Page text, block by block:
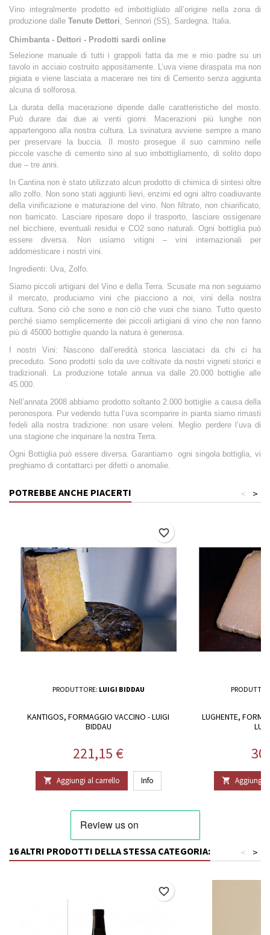
Vino integralmente prodotto ed imbottigliato all’origine nella zona di
produzione dalle Tenute Dettori , Sennori (SS), Sardegna. Italia.
Chimbanta - Dettori - Prodotti sardi online
Selezione manuale di tutti i grappoli fatta da me e mio padre su un
tavolo in acciaio costruito appositamente. L’uva viene diraspata ma non
pigiata e viene lasciata a macerare nei tini di Cemento senza aggiunta
alcuna di solforosa.
La durata della macerazione dipende dalle caratteristiche del mosto.
Può durare dai due ai venti giorni. Macerazioni più lunghe non
appartengono alla nostra cultura. La svinatura avviene sempre a mano
per preservare la buccia. Il mosto prosegue il suo cammino nelle
piccole vasche di cemento sino al suo imbottigliamento, di solito dopo
due – tre anni.
In Cantina non è stato utilizzato alcun prodotto di chimica di sintesi oltre
allo zolfo. Non sono stati aggiunti lievi, enzimi ed ogni altro coadiuvante
della vinificazione e maturazione del vino. Non filtrato, non chiarificato,
non barricato. Lasciare riposare dopo il trasporto, lasciare ossigenare
nel bicchiere, eventuali residui e CO2 sono naturali. Ogni bottiglia può
essere diversa. Non usiamo vitigni – vini internazionali per
addomesticare i nostri vini.
Ingredienti: Uva, Zolfo.
Siamo piccoli artigiani del Vino e della Terra. Scusate ma non seguiamo
il mercato, produciamo vini che piacciono a noi, vini della nostra
cultura. Sono ciò che sono e non ciò che vuoi che siano. Tutto questo
perché siamo semplicemente dei piccoli artigiani di vino che non fanno
più di 45000 bottiglie quando la natura è generosa.
I nostri Vini:
Nascono dall’eredità storica lasciataci da chi ci ha
preceduto. Sono prodotti solo da uve coltivate da nostri vigneti storici e
tradizionali. La produzione totale annua va dalle 20.000 bottiglie alle
45.000.
Nell’annata 2008 abbiamo prodotto soltanto 2.000 bottiglie a causa della
peronospora. Pur vedendo tutta l’uva scomparire in pianta siamo rimasti
fedeli alla nostra tradizione: non usare veleni. Meglio perdere l’uva di
una stagione che inquinare la nostra Terra.
Ogni Bottiglia può essere diversa. Garantiamo ogni singola bottiglia, vi
preghiamo di contattarci per difetti o anomalie.
POTREBBE ANCHE PIACERTI >
<
PRODUTTORE: LUIGI BIDDAU
KANTIGOS, FORMAGGIO VACCINO - LUIGI
BIDDAU
Prezzo
221,15 €
 Aggiungi al carrello Info
favorite_border
LUGHENTE,
 Aggiungi
16 ALTRI PRODOTTI DELLA STESSA CATEGORIA: >
<
favorite_border